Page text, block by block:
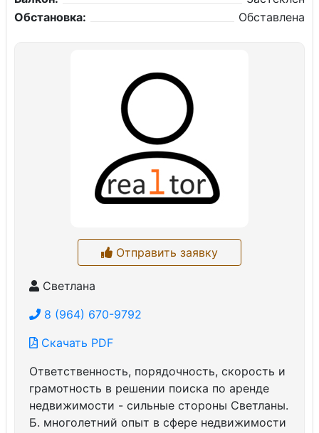
Обстановка:
Обставлена
Отправить заявку
Светлана
8 (964) 670-9792
Скачать PDF
Ответственность, порядочность, скорость и
грамотность в решении поиска по аренде
недвижимости - сильные стороны Светланы.
Б. многолетний опыт в сфере недвижимости